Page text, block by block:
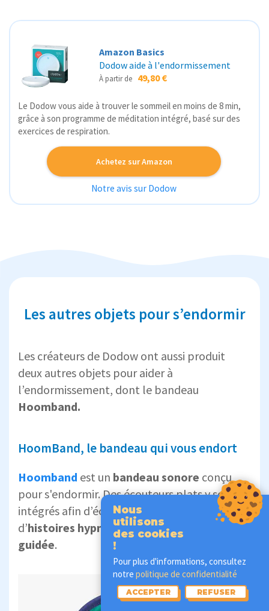
Amazon Basics
Dodow aide à l'endormissement
À partir de 49,80 €
Le Dodow vous aide à trouver le sommeil en moins de 8 min,
grâce à son programme de méditation intégré, basé sur des
exercices de respiration.
Achetez sur Amazon
Notre avis sur Dodow
Les autres objets pour s’endormir
Les créateurs de Dodow ont aussi produit
deux autres objets pour aider à
l’endormissement, dont le bandeau
Hoomband.
HoomBand, le bandeau qui vous endort
Hoomband est un bandeau sonore conçu
pour s'endormir. Des écouteurs plats y sont
intégrés afin d’écouter plus de 20 h
d’histoires hypnotiqueset de
méditation
guidée.
Nous
utilisons
des cookies
!
Pour plus d'informations, consultez
notre politique de confidentialité
ACCEPTER REFUSER